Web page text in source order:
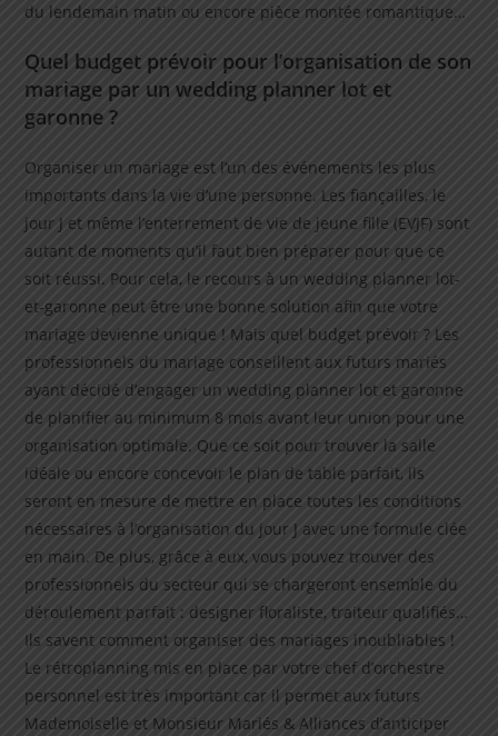
du lendemain matin ou encore pièce montée romantique…
Quel budget prévoir pour l’organisation de son
mariage par un wedding planner lot et
garonne ?
Organiser un mariage est l’un des événements les plus
importants dans la vie d’une personne. Les fiançailles, le
jour J et même l’enterrement de vie de jeune fille (EVJF) sont
autant de moments qu’il faut bien préparer pour que ce
soit réussi. Pour cela, le recours à un wedding planner lot-
et-garonne peut être une bonne solution afin que votre
mariage devienne unique ! Mais quel budget prévoir ? Les
professionnels du mariage conseillent aux futurs mariés
ayant décidé d’engager un wedding planner lot et garonne
de planifier au minimum 8 mois avant leur union pour une
organisation optimale. Que ce soit pour trouver la salle
idéale ou encore concevoir le plan de table parfait, ils
seront en mesure de mettre en place toutes les conditions
nécessaires à l’organisation du jour J avec une formule clée
en main. De plus, grâce à eux, vous pouvez trouver des
professionnels du secteur qui se chargeront ensemble du
déroulement parfait : designer floraliste, traiteur qualifiés…
Ils savent comment organiser des mariages inoubliables !
Le rétroplanning mis en place par votre chef d’orchestre
personnel est très important car il permet aux futurs
Mademoiselle et Monsieur Mariés & Alliances d’anticiper